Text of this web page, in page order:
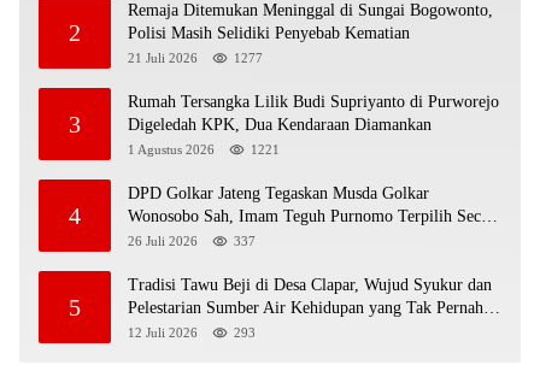
2
Remaja Ditemukan Meninggal di Sungai Bogowonto,
Polisi Masih Selidiki Penyebab Kematian
21 Juli 2026 1277
3
Rumah Tersangka Lilik Budi Supriyanto di Purworejo
Digeledah KPK, Dua Kendaraan Diamankan
1 Agustus 2026 1221
4
DPD Golkar Jateng Tegaskan Musda Golkar
Wonosobo Sah, Imam Teguh Purnomo Terpilih Secara
Aklamasi
26 Juli 2026 337
5
Tradisi Tawu Beji di Desa Clapar, Wujud Syukur dan
Pelestarian Sumber Air Kehidupan yang Tak Pernah
Kering
12 Juli 2026 293